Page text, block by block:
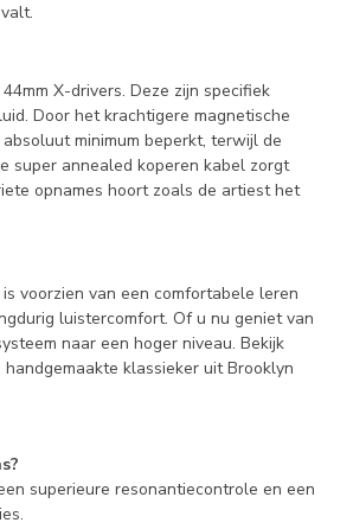
X-drivers. Deze zijn specifiek
Door het krachtigere magnetische
minimum beperkt, terwijl de
super annealed koperen kabel zorgt
opnames hoort zoals de artiest het
voorzien van een comfortabele leren
luistercomfort. Of u nu geniet van
naar een hoger niveau. Bekijk
klassieker uit Brooklyn
superieure resonantiecontrole en een